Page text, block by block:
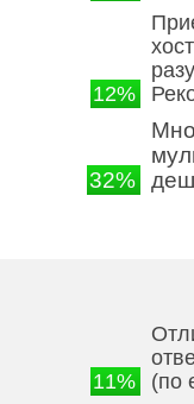
12%
32%
11%
(по